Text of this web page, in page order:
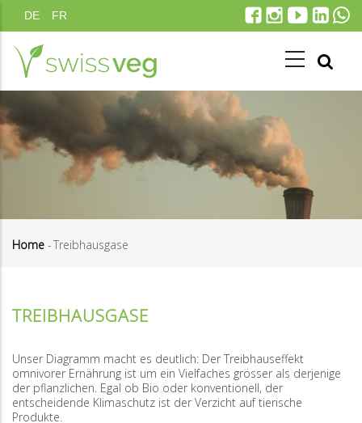
Direkt
zum
Inhalt
DE FR
Home -Treibhausgase
TREIBHAUSGASE
Unser Diagramm macht es deutlich: Der Treibhauseffekt
omnivorer Ernährung ist um ein Vielfaches grösser als derjenige
der pflanzlichen. Egal ob Bio oder konventionell, der
entscheidende Klimaschutz ist der Verzicht auf tierische
Produkte.